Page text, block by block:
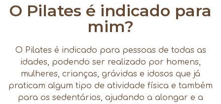
O Pilates é indicado para
mim?
O Pilates é indicado para pessoas de todas as
idades, podendo ser realizado por homens,
mulheres, crianças, grávidas e idosos que já
praticam algum tipo de atividade física e também
para os sedentários, ajudando a alongar e a